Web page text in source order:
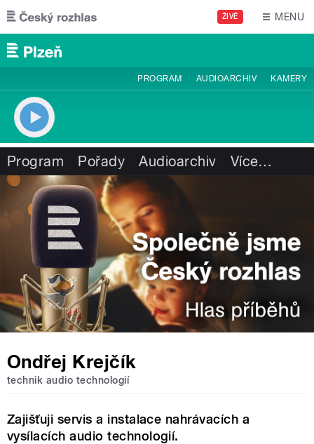
Přejít k hlavnímu obsahu
ŽIVĚ MENU
PROGRAM AUDIOARCHIV KAMERY
Program Pořady Audioarchiv Více…
Ondřej Krejčík
technik audio technologií
Zajišťuji servis a instalace nahrávacích a
vysílacích audio technologií.